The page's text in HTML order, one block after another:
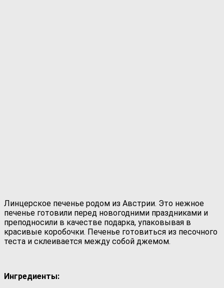
Линцерское печенье родом из Австрии. Это нежное
печенье готовили перед новогодними праздниками и
преподносили в качестве подарка, упаковывая в
красивые коробочки. Печенье готовиться из песочного
теста и склеивается между собой джемом.
Ингредиенты: